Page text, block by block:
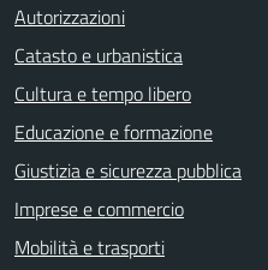
Autorizzazioni
Catasto e urbanistica
Cultura e tempo libero
Educazione e formazione
Giustizia e sicurezza pubblica
Imprese e commercio
Mobilità e trasporti